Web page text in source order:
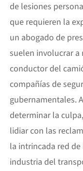
de lesiones
que requieren la
un abogado de
suelen involucrar
conductor del
compañías de
gubernamentales.
determinar la
lidiar con las
la intrincada red
industria del